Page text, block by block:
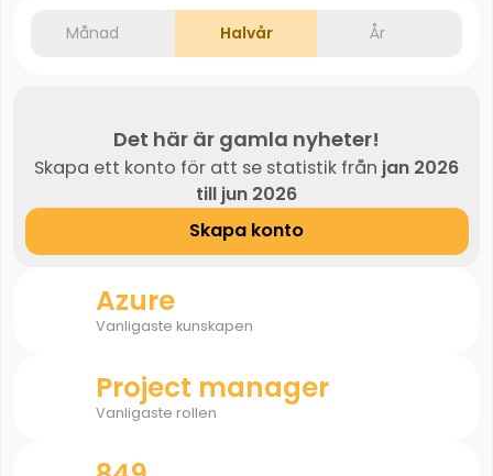
Månad Halvår År
Det här är gamla nyheter!
Skapa ett konto för att se statistik från jan 2026
till jun 2026
Skapa konto
Azure
Vanligaste kunskapen
Project manager
Vanligaste rollen